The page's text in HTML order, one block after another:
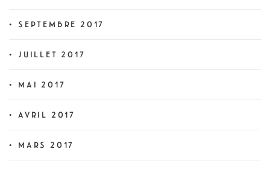
SEPTEMBRE 2017
JUILLET 2017
MAI 2017
AVRIL 2017
MARS 2017